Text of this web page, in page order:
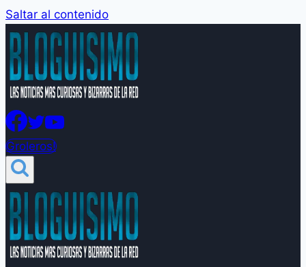
Saltar al contenido
Groleros!